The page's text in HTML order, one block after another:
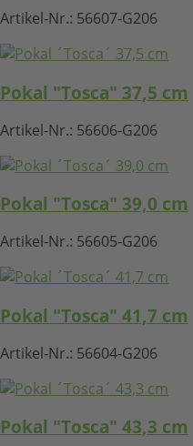
Artikel-Nr.: 56607-G206
Pokal "Tosca" 37,5 cm
Artikel-Nr.: 56606-G206
Pokal "Tosca" 39,0 cm
Artikel-Nr.: 56605-G206
Pokal "Tosca" 41,7 cm
Artikel-Nr.: 56604-G206
Pokal "Tosca" 43,3 cm